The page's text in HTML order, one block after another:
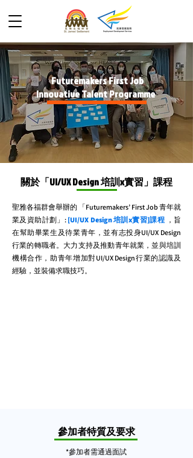
Futuremakers First Job
Innovative Talent Programme
關於「UI/UX Design 培訓x實習」課程
聖雅各福群會舉辦的 「Futuremakers’ First Job 青年就
業及資助計劃」: [UI/UX Design 培訓x實習]課程 ，旨
在幫助畢業生及待業青年，並有志投身UI/UX Design
行業的轉職者。大力支持及推動青年就業，並與培訓
機構合作，助青年增加對UI/UX Design行業的認識及
經驗，並裝備求職技巧。
參加者特質及要求
*參加者需通過面試